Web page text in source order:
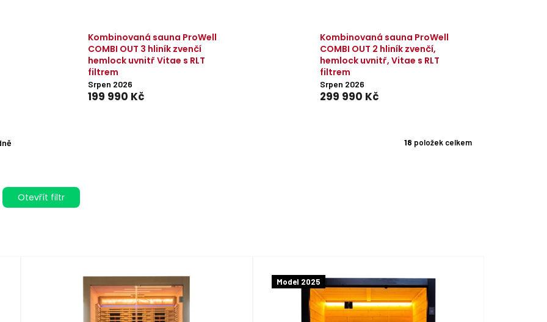
Kombinovaná sauna ProWell
COMBI OUT 3 hliník zvenčí
hemlock uvnitř Vitae s RLT
filtrem
Srpen 2026
199 990 Kč
Kombinovaná sauna ProWell
COMBI OUT 2 hliník zvenčí,
hemlock uvnitř, Vitae s RLT
filtrem
Srpen 2026
299 990 Kč
18 položek celkem
Otevřít filtr
Model 2025